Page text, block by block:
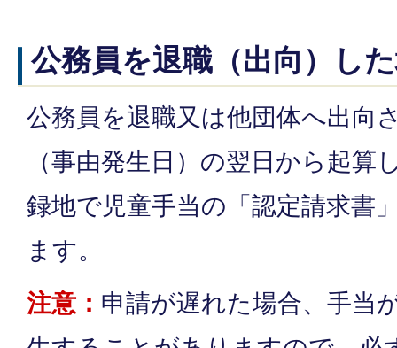
公務員を退職（出向）し
公務員を退職又は他団体へ出向
（事由発生日）の翌日から起算
録地で児童手当の「認定請求書
ます。
注意： 申請が遅れた場合、手当